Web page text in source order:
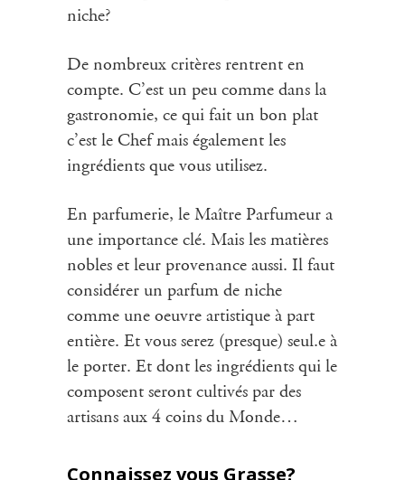
niche?
De nombreux critères rentrent en
compte. C’est un peu comme dans la
gastronomie, ce qui fait un bon plat
c’est le Chef mais également les
ingrédients que vous utilisez.
En parfumerie, le Maître Parfumeur a
une importance clé. Mais les matières
nobles et leur provenance aussi. Il faut
considérer un parfum de niche
comme une oeuvre artistique à part
entière. Et vous serez (presque) seul.e à
le porter. Et dont les ingrédients qui le
composent seront cultivés par des
artisans aux 4 coins du Monde…
Connaissez vous Grasse?